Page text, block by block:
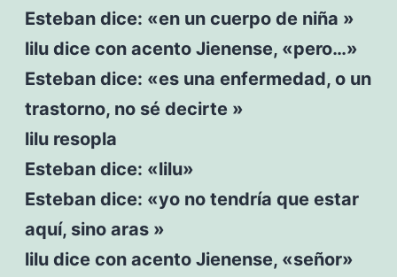
Esteban dice: «en un cuerpo de niña »
lilu dice con acento Jienense, «pero…»
Esteban dice: «es una enfermedad, o un
trastorno, no sé decirte »
lilu resopla
Esteban dice: «lilu»
Esteban dice: «yo no tendría que estar
aquí, sino aras »
lilu dice con acento Jienense, «señor»